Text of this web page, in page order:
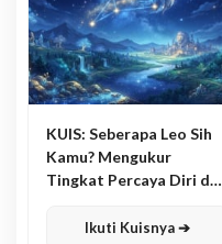
KUIS: Seberapa Leo Sih
Kamu? Mengukur
Tingkat Percaya Diri dan
Ikuti Kuisnya ➔